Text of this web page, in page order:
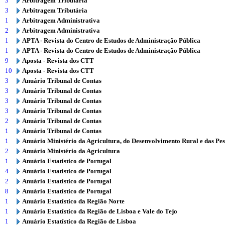
3
Arbitragem Tributária
1
Arbitragem Administrativa
2
Arbitragem Administrativa
1
APTA - Revista do Centro de Estudos de Administração Pública
1
APTA - Revista do Centro de Estudos de Administração Pública
9
Aposta - Revista dos CTT
10
Aposta - Revista dos CTT
3
Anuário Tribunal de Contas
3
Anuário Tribunal de Contas
3
Anuário Tribunal de Contas
3
Anuário Tribunal de Contas
2
Anuário Tribunal de Contas
1
Anuário Tribunal de Contas
1
Anuário Ministério da Agricultura, do Desenvolvimento Rural e das
2
Anuário Ministério da Agricultura
1
Anuário Estatístico de Portugal
4
Anuário Estatístico de Portugal
2
Anuário Estatístico de Portugal
8
Anuário Estatístico de Portugal
1
Anuário Estatístico da Região Norte
1
Anuário Estatístico da Região de Lisboa e Vale do Tejo
1
Anuário Estatístico da Região de Lisboa